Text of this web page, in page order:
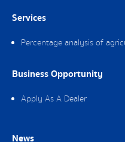
Services
Percentage analysis of
Business Opportunity
Apply As A Dealer
News